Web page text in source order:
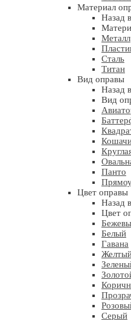
Материал
Назад
Металл
Сталь
Титан
Вид оправы
Назад
Вид
Панто
Цвет оправы
Назад
Цвет
Белый
Гавана
Серый